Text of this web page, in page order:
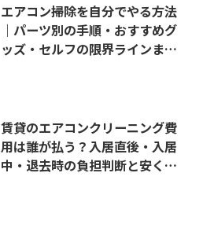
エアコン掃除を自分でやる方法
｜パーツ別の手順・おすすめグ
ッズ・セルフの限界ラインまで
賃貸のエアコンクリーニング費
用は誰が払う？入居直後・入居
中・退去時の負担判断と安く頼